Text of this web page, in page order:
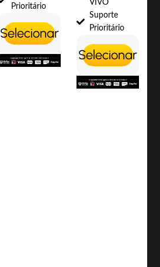
Prioritário
Selecionar
VIVO
Suporte
Prioritário
Selecionar